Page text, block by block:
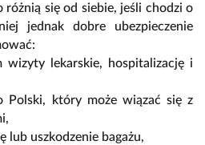
różnią się od siebie, jeśli chodzi o
jednak dobre ubezpieczenie
lekarskie, hospitalizację i
Polski, który może wiązać się z
lub uszkodzenie bagażu,